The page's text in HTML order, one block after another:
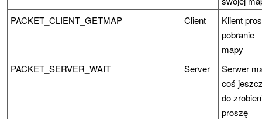
PACKET_CLIENT_GETMAP
Client
Klient
pobranie
mapy
PACKET_SERVER_WAIT
Server
Serwer
coś
do
proszę